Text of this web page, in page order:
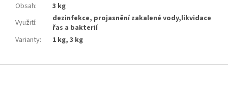
Obsah:
3 kg
Využití:
dezinfekce, projasnění zakalené vody,likvidace
řas a bakterií
Varianty: 1 kg, 3 kg